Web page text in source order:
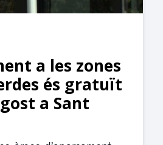
a les zones
és gratuït
a Sant